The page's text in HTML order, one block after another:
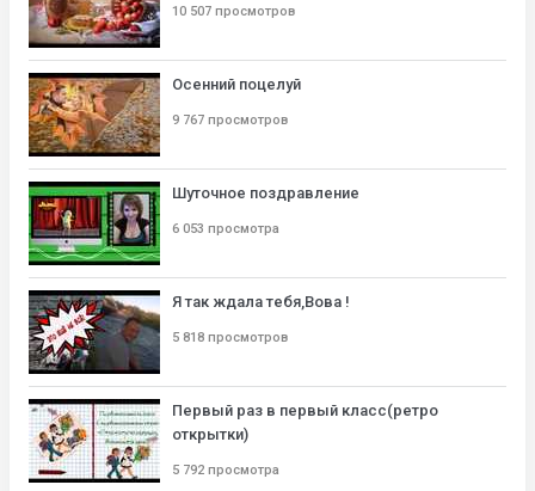
10 507 просмотров
Осенний поцелуй
9 767 просмотров
Шуточное поздравление
6 053 просмотра
Я так ждала тебя,Вова !
5 818 просмотров
Первый раз в первый класс(ретро
открытки)
5 792 просмотра